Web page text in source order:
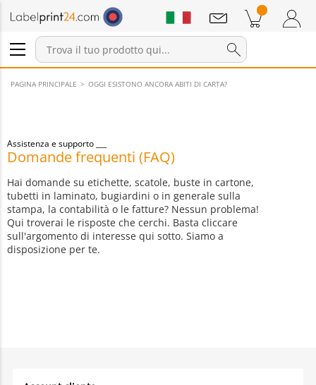
Accedi / Registrati
Prodotti nel carrello
Annunci
PAGINA PRINCIPALE OGGI ESISTONO ANCORA ABITI DI CARTA?
Assistenza e supporto
Domande frequenti (FAQ)
Hai domande su etichette, scatole, buste in cartone,
tubetti in laminato, bugiardini o in generale sulla
stampa, la contabilità o le fatture? Nessun problema!
Qui troverai le risposte che cerchi. Basta cliccare
sull'argomento di interesse qui sotto. Siamo a
disposizione per te.